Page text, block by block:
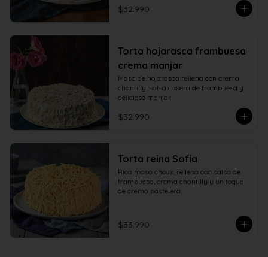
$32.990
Torta hojarasca frambuesa
crema manjar
Masa de hojarasca rellena con crema
chantilly, salsa casera de frambuesa y
delicioso manjar.
$32.990
Torta reina Sofía
Rica masa choux, rellena con salsa de
frambuesa, crema chantilly y un toque
de crema pastelera.
$33.990